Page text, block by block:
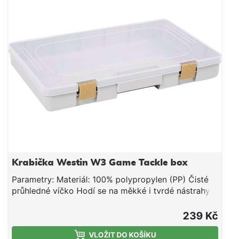
Krabička Westin W3 Game Tackle box
Parametry: Materiál: 100% polypropylen (PP) Čisté
průhledné víčko Hodí se na měkké i tvrdé nástrahy
239 Kč
VLOŽIT DO KOŠÍKU